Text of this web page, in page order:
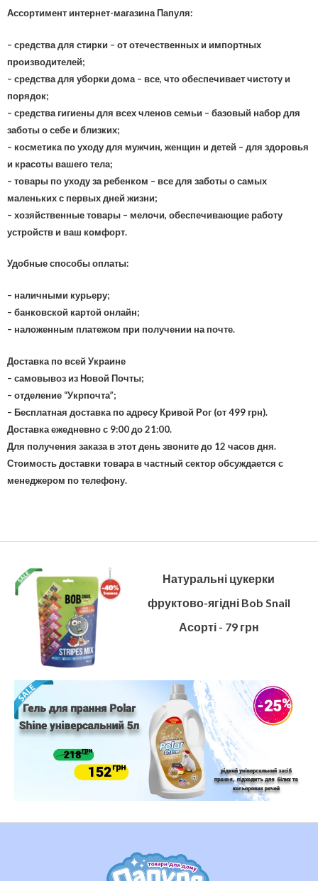
Ассортимент интернет-магазина Папуля:
– средства для стирки – от отечественных и импортных
производителей;
– средства для уборки дома – все, что обеспечивает чистоту и
порядок;
– средства гигиены для всех членов семьи – базовый набор для
заботы о себе и близких;
– косметика по уходу для мужчин, женщин и детей – для здоровья
и красоты вашего тела;
– товары по уходу за ребенком – все для заботы о самых
маленьких с первых дней жизни;
– хозяйственные товары – мелочи, обеспечивающие работу
устройств и ваш комфорт.
Удобные способы оплаты:
– наличными курьеру;
– банковской картой онлайн;
– наложенным платежом при получении на почте.
Доставка по всей Украине
– самовывоз из Новой Почты;
– отделение “Укрпочта”;
– Бесплатная доставка по адресу Кривой Рог (от 499 грн).
Доставка ежедневно с 9:00 до 21:00.
Для получения заказа в этот день звоните до 12 часов дня.
Стоимость доставки товара в частный сектор обсуждается с
менеджером по телефону.
Натуральні цукерки
фруктово-ягідні Bob Snail
Асорті - 79 грн